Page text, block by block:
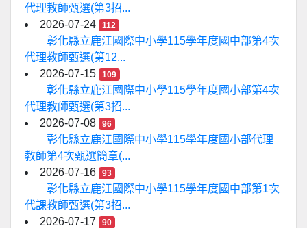
代理教師甄選(第3招...
2026-07-24
112
彰化縣立鹿江國際中小學115學年度國中部第4次
代理教師甄選(第12...
2026-07-15
109
彰化縣立鹿江國際中小學115學年度國小部第4次
代理教師甄選(第3招...
2026-07-08
96
彰化縣立鹿江國際中小學115學年度國小部代理
教師第4次甄選簡章(...
2026-07-16
93
彰化縣立鹿江國際中小學115學年度國中部第1次
代課教師甄選(第3招...
2026-07-17
90